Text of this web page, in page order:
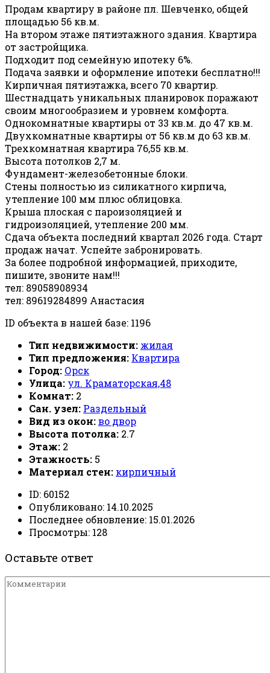
Продам квартиру в районе пл. Шевченко, общей
площадью 56 кв.м.
На втором этаже пятиэтажного здания. Квартира
от застройщика.
Подходит под семейную ипотеку 6%.
Подача заявки и оформление ипотеки бесплатно!!!
Кирпичная пятиэтажка, всего 70 квартир.
Шестнадцать уникальных планировок поражают
своим многообразием и уровнем комфорта.
Однокомнатные квартиры от 33 кв.м. до 47 кв.м.
Двухкомнатные квартиры от 56 кв.м до 63 кв.м.
Трехкомнатная квартира 76,55 кв.м.
Высота потолков 2,7 м.
Фундамент-железобетонные блоки.
Стены полностью из силикатного кирпича,
утепление 100 мм плюс облицовка.
Крыша плоская с пароизоляцией и
гидроизоляцией, утепление 200 мм.
Сдача объекта последний квартал 2026 года. Старт
продаж начат. Успейте забронировать.
За более подробной информацией, приходите,
пишите, звоните нам!!!
тел: 89058908934
тел: 89619284899 Анастасия
ID объекта в нашей базе: 1196
Тип недвижимости:жилая
Тип предложения: Квартира
Город: Орск
Улица: ул. Краматорская,48
Комнат: 2
Сан. узел: Раздельный
Вид из окон:во двор
Высота потолка: 2.7
Этаж: 2
Этажность: 5
Материал стен: кирпичный
ID: 60152
Опубликовано: 14.10.2025
Последнее обновление: 15.01.2026
Просмотры: 128
Оставьте ответ